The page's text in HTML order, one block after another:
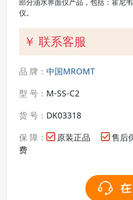
部分油水界面仪产品，包括：霍尼
仪。
￥ 联系客服
品 牌： 中国MROMT
型 号： M-SS-C2
货 号： DK03318
保 障：
原装正品 售后
费